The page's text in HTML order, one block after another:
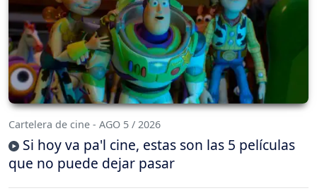
Cartelera de cine - AGO 5 / 2026
Si hoy va pa'l cine, estas son las 5 películas
que no puede dejar pasar